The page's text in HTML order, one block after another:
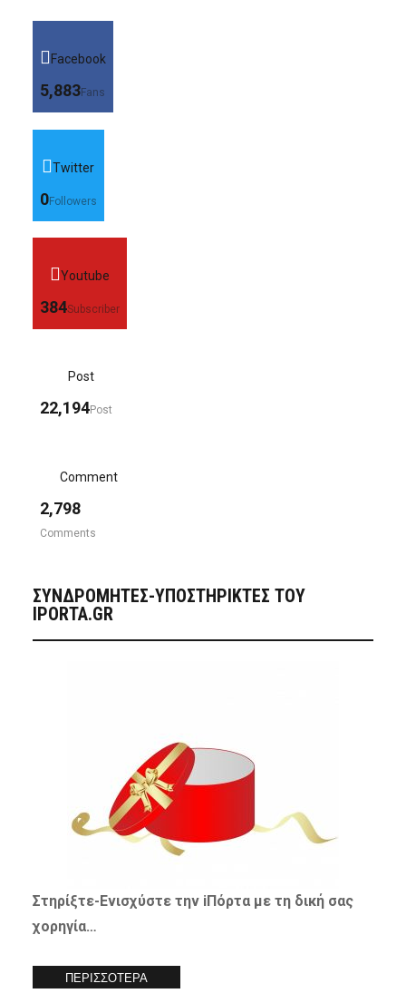
Facebook
5,883Fans
Twitter
0Followers
Youtube
384Subscriber
Post
22,194Post
Comment
2,798
Comments
ΣΥΝΔΡΟΜΗΤΈΣ-ΥΠΟΣΤΗΡΙΚΤΈΣ ΤΟΥ
IPORTA.GR
Στηρίξτε- Ενισχύστετην iΠόρτα με τη δική σας
χορηγία…
ΠΕΡΙΣΣΟΤΕΡΑ